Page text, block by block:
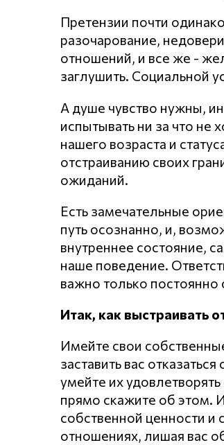
Претензии почти
разочарование,
отношений, и все же -
заглушить. Социальной
А душе чувство нужны,
испытывать ни за что не
нашего возраста и
отстраиванию своих
ожиданий.
Есть замечательные
путь осознанно, и,
внутреннее состояние,
наше поведение.
важно только постоянно
Итак, как выстраивать
Имейте свои
заставить вас
умейте их
прямо скажите об этом.
собственной ценности и
отношениях, лишая вас